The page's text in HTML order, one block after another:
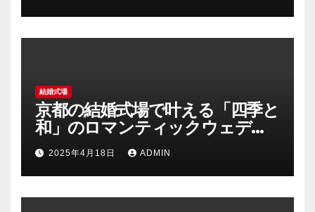
結婚式場
京都の結婚式場で叶える「四季と
和」のロマンティックウェディ
ング
2025年4月18日 ADMIN